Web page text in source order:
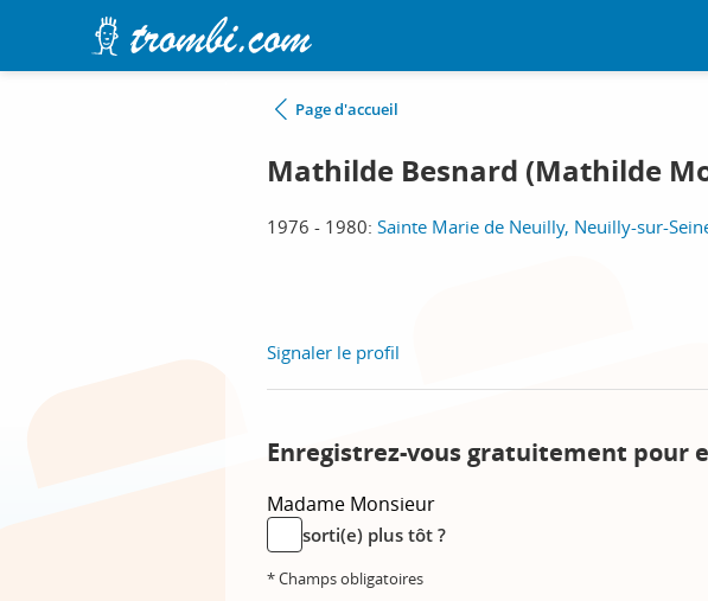
Page d'accueil
Mathilde Besnard (Mathilde
1976 - 1980: Sainte Marie de Neuilly, Neuilly-sur-
Signaler le profil
Enregistrez-vous gratuitement pour
Madame Monsieur
sorti(e) plus tôt ?
* Champs obligatoires